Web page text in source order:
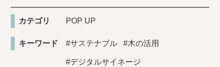
カテゴリ POP UP
キーワード #サステナブル #木の活用
#デジタルサイネージ